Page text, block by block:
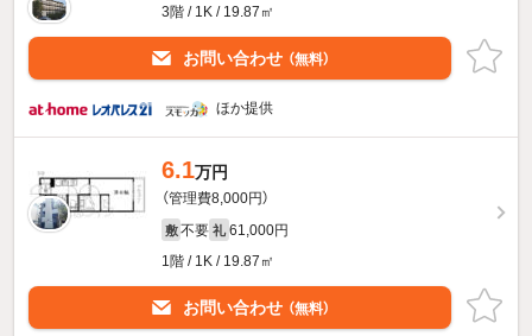
3階 / 1K / 19.87㎡
お問い合わせ （無料）
ほか提供
6.1万円
（管理費8,000円）
敷 不要 礼 61,000円
1階 / 1K / 19.87㎡
お問い合わせ （無料）